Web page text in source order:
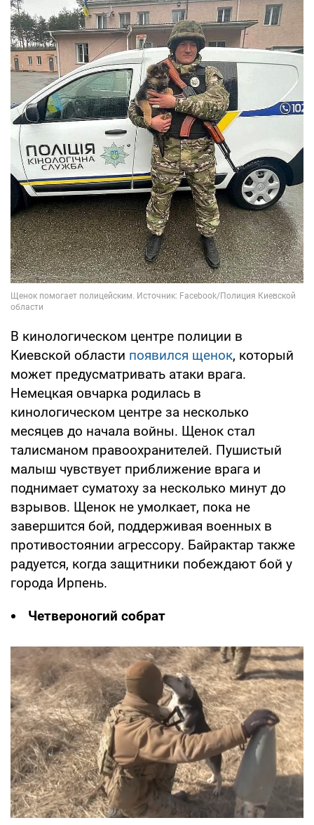
В кинологическом центре полиции в
Киевской области появился щенок, который
может предусматривать атаки врага.
Немецкая овчарка родилась в
кинологическом центре за несколько
месяцев до начала войны. Щенок стал
талисманом правоохранителей. Пушистый
малыш чувствует приближение врага и
поднимает суматоху за несколько минут до
взрывов. Щенок не умолкает, пока не
завершится бой, поддерживая военных в
противостоянии агрессору. Байрактар также
радуется, когда защитники побеждают бой у
города Ирпень.
Четвероногий собрат